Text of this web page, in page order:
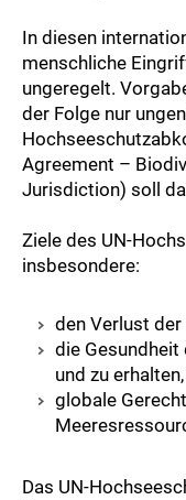
In diesen
menschliche
ungeregelt.
der Folge nur
Agreement –
Jurisdiction) soll
Ziele des UN-
insbesondere:
den Verlust
die Gesundheit
und zu
globale
Das UN-